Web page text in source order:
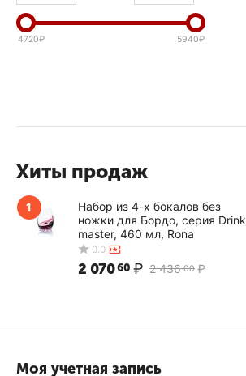
4720₽ 5940₽
Хиты продаж
1
Набор из 4-х бокалов без
ножки для Бордо, серия Drink
master, 460 мл, Rona
2 436 00 ₽
2 07060 ₽
Моя учетная запись